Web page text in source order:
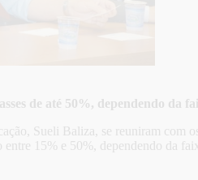
de até 50%, dependendo da
Sueli Baliza, se reuniram com
entre 15% e 50%, dependendo